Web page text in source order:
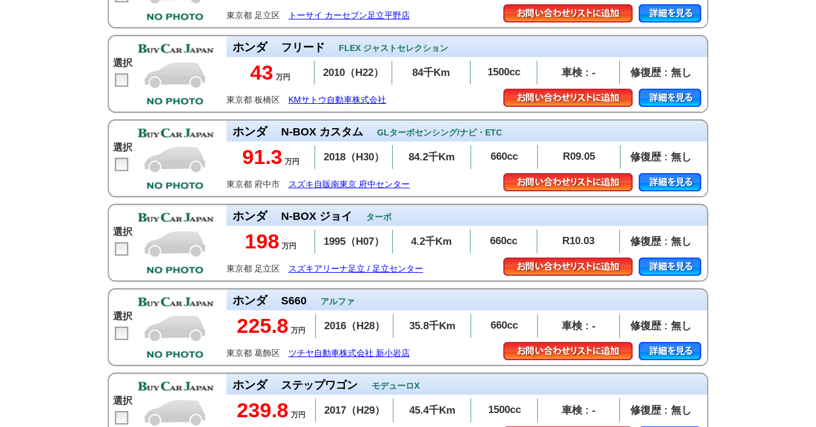
東京都 足立区 トーサイ カーセブン足立平野店
選択
ホンダ フリード FLEX ジャストセレクション
43 万円 2010（H22） 84千Km 1500cc 車検 : - 修復歴 : 無し
東京都 板橋区 KMサトウ自動車株式会社
選択
ホンダ N-BOX カスタム GLターボセンシング/ナビ・ETC
91.3 万円 2018（H30） 84.2千Km 660cc R09.05 修復歴 : 無し
東京都 府中市 スズキ自販南東京 府中センター
選択
ホンダ N-BOX ジョイ ターボ
198 万円 1995（H07） 4.2千Km 660cc R10.03 修復歴 : 無し
東京都 足立区 スズキアリーナ足立 / 足立センター
選択
ホンダ S660 アルファ
225.8 万円 2016（H28） 35.8千Km 660cc 車検 : - 修復歴 : 無し
東京都 葛飾区 ツチヤ自動車株式会社 新小岩店
選択
ホンダ ステップワゴン モデューロX
239.8 万円 2017（H29） 45.4千Km 1500cc 車検 : - 修復歴 : 無し